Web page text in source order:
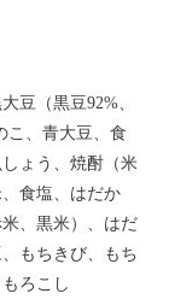
豆（黒豆92%、
こ、青大豆、食
ょう、焼酎（米
食塩、はだか
、黒米）、はだ
もちきび、もち
ろこし